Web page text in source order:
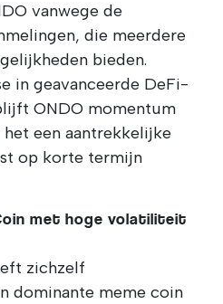
vanwege de
die meerdere
bieden.
in geavanceerde DeFi-
ONDO momentum
een aantrekkelijke
op korte termijn
met hoge volatiliteit
zichzelf
dominante meme coin